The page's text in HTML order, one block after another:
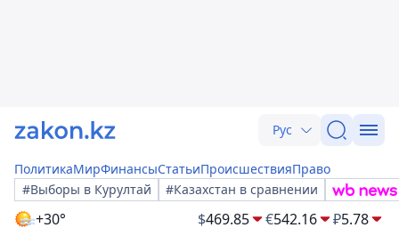
Рус
ПолитикаМирФинансыСтатьиПроисшествияПраво
#Выборы в Курултай
#Казахстан в сравнении
+30° $469.85 €542.16 ₽5.78